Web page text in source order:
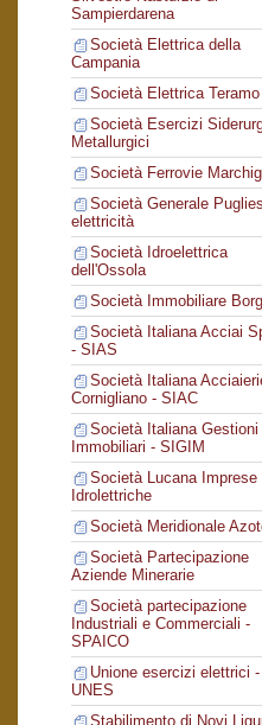
Sampierdarena
Società Elettrica della
Campania
Società Elettrica Teramo
Società Esercizi
Metallurgici
Società Ferrovie
Società Generale
elettricità
Società Idroelettrica
dell'Ossola
Società Immobiliare
Società Italiana Acciai
- SIAS
Società Italiana
Cornigliano - SIAC
Società Italiana Gestioni
Immobiliari - SIGIM
Società Lucana Imprese
Idrolettriche
Società Meridionale
Società Partecipazione
Aziende Minerarie
Società partecipazione
Industriali e Commerciali -
SPAICO
Unione esercizi elettrici -
UNES
Stabilimento di Novi